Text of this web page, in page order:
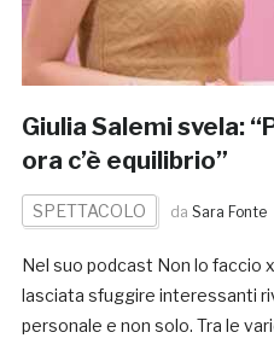
Giulia Salemi svela:
ora c’è equilibrio”
SPETTACOLO da Sara Fonte
Nel suo podcast Non lo faccio
lasciata sfuggire interessanti
personale e non solo. Tra le